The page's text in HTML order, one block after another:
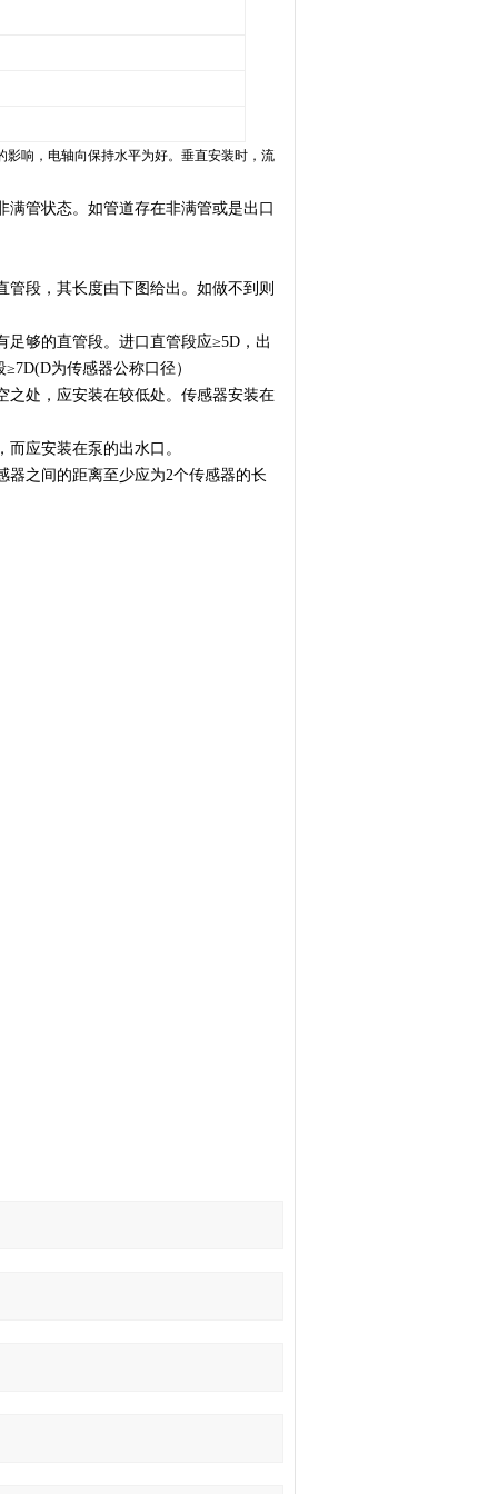
响，电轴向保持水平为好。垂直安装时，流
管状态。如管道存在非满管或是出口
段，其长度由下图给出。如做不到则
够的直管段。进口直管段应≥5D，出
为传感器公称口径）
之处，应安装在较低处。传感器安装在
应安装在泵的出水口。
器之间的距离至少应为2个传感器的长